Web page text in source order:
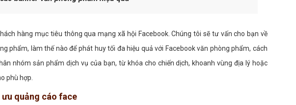
hàng mục tiêu thông qua mạng xã hội Facebook. Chúng tôi sẽ tư vấn cho bạn về
phẩm, làm thế nào để phát huy tối đa hiệu quả với Facebook văn phòng phẩm, cách
nhóm sản phẩm dịch vụ của bạn, từ khóa cho chiến dịch, khoanh vùng địa lý hoặc
phù hợp.
quảng cáo face